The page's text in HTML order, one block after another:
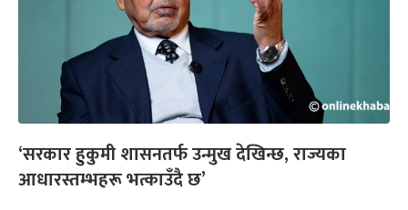
‘सरकार हुकुमी शासनतर्फ उन्मुख देखिन्छ, राज्यका
आधारस्तम्भहरू भत्काउँदै छ’